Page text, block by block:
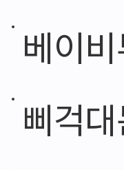
베이비
삐걱대